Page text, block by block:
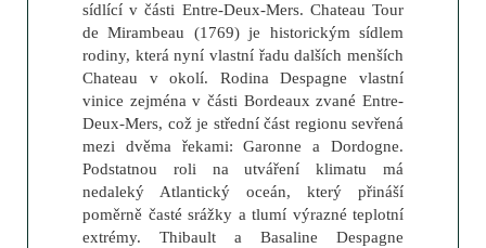
sídlící v části Entre-Deux-Mers. Chateau Tour
de Mirambeau (1769) je historickým sídlem
rodiny, která nyní vlastní řadu dalších menších
Chateau v okolí. Rodina Despagne vlastní
vinice zejména v části Bordeaux zvané Entre-
Deux-Mers, což je střední část regionu sevřená
mezi dvěma řekami: Garonne a Dordogne.
Podstatnou roli na utváření klimatu má
nedaleký Atlantický oceán, který přináší
poměrně časté srážky a tlumí výrazné teplotní
extrémy. Thibault a Basaline Despagne